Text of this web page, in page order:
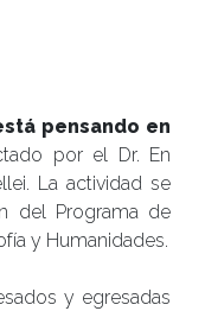
pensando en
por el Dr. En
La actividad se
del Programa de
y Humanidades.
y egresadas